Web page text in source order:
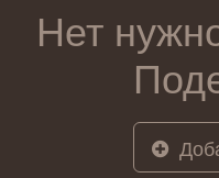
Нет